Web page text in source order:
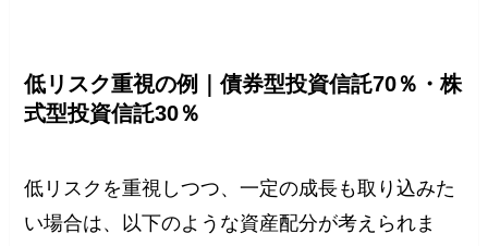
低リスク重視の例｜債券型投資信託70％・株
式型投資信託30％
低リスクを重視しつつ、一定の成長も取り込みた
い場合は、以下のような資産配分が考えられま